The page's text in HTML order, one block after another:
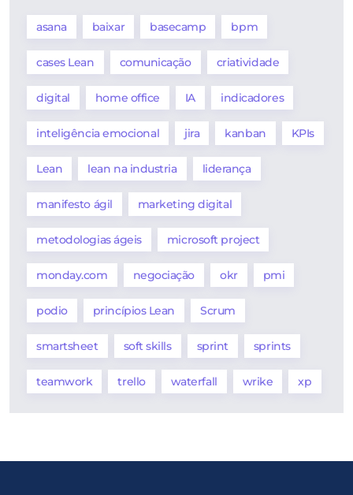
asana baixar basecamp bpm
cases Lean comunicação criatividade
digital home office IA indicadores
inteligência emocional jira kanban KPIs
Lean lean na industria liderança
manifesto ágil marketing digital
metodologias ágeis microsoft project
monday.com negociação okr pmi
podio princípios Lean Scrum
smartsheet soft skills sprint sprints
teamwork trello waterfall wrike xp